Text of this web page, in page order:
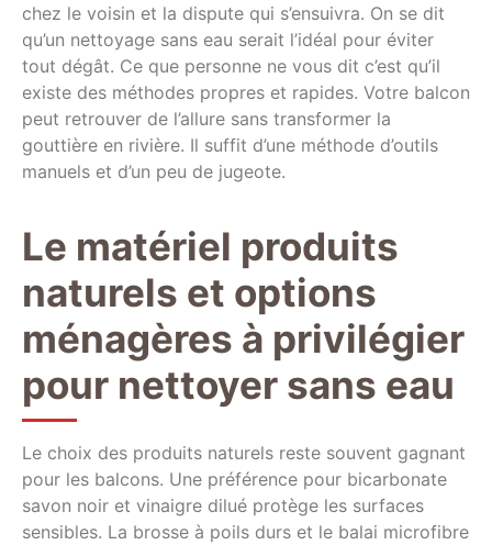
chez le voisin et la dispute qui s’ensuivra. On se dit
qu’un nettoyage sans eau serait l’idéal pour éviter
tout dégât. Ce que personne ne vous dit c’est qu’il
existe des méthodes propres et rapides. Votre balcon
peut retrouver de l’allure sans transformer la
gouttière en rivière. Il suffit d’une méthode d’outils
manuels et d’un peu de jugeote.
Le matériel produits
naturels et options
ménagères à privilégier
pour nettoyer sans eau
Le choix des produits naturels reste souvent gagnant
pour les balcons. Une préférence pour bicarbonate
savon noir et vinaigre dilué protège les surfaces
sensibles. La brosse à poils durs et le balai microfibre